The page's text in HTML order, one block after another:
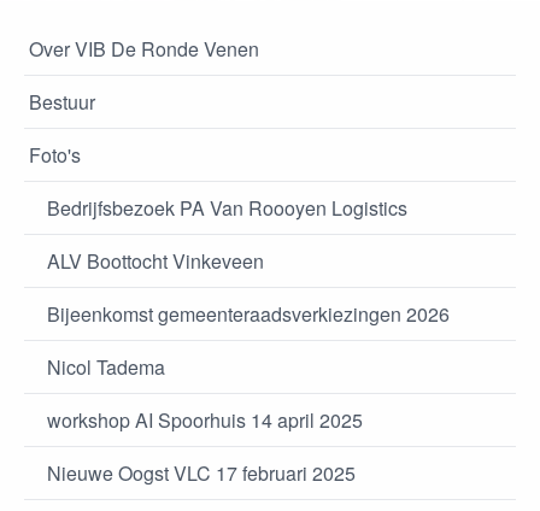
Over VIB De Ronde Venen
Bestuur
Foto's
Bedrijfsbezoek PA Van Roooyen Logistics
ALV Boottocht Vinkeveen
Bijeenkomst gemeenteraadsverkiezingen 2026
Nicol Tadema
workshop AI Spoorhuis 14 april 2025
Nieuwe Oogst VLC 17 februari 2025